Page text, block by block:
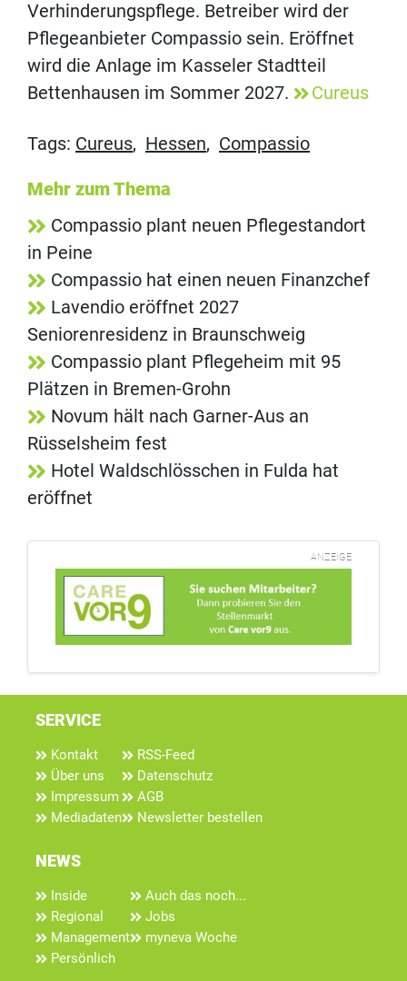
Verhinderungspflege. Betreiber wird der
Pflegeanbieter Compassio sein. Eröffnet
wird die Anlage im Kasseler Stadtteil
Bettenhausen im Sommer 2027.
Cureus
Tags: Cureus, Hessen, Compassio
Mehr zum Thema
Compassio plant neuen Pflegestandort
in Peine
Compassio hat einen neuen Finanzchef
Lavendio eröffnet 2027
Seniorenresidenz in Braunschweig
Compassio plant Pflegeheim mit 95
Plätzen in Bremen-Grohn
Novum hält nach Garner-Aus an
Rüsselsheim fest
Hotel Waldschlösschen in Fulda hat
eröffnet
ANZEIGE
SERVICE
Kontakt
Über uns
Impressum
Mediadaten
RSS-Feed
Datenschutz
AGB
Newsletter bestellen
NEWS
Inside
Regional
Management
Persönlich
Auch das noch...
Jobs
myneva Woche